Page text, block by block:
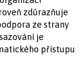
zdůrazňuje
ze strany
je
přístupu